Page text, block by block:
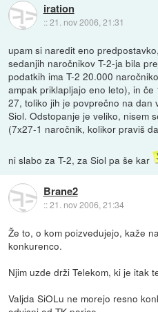
iration
::21. nov 2006, 21:31
upam si naredit eno
sedanjih naročnikov T-2-ja bila
podatkih ima T-2 20.000
ampak priklapljajo eno leto), in
27, toliko jih je povprečno na dan
Siol. Odstopanje je veliko, nisem
(7x27-1 naročnik, kolikor praviš
ni slabo za T-2, za Siol pa še kar
Brane2
::21. nov 2006, 21:34
Že to, o kom poizvedujejo, kaže
konkurenco.
Njim uzde drži Telekom, ki je itak
Valjda SiOLu ne morejo resno